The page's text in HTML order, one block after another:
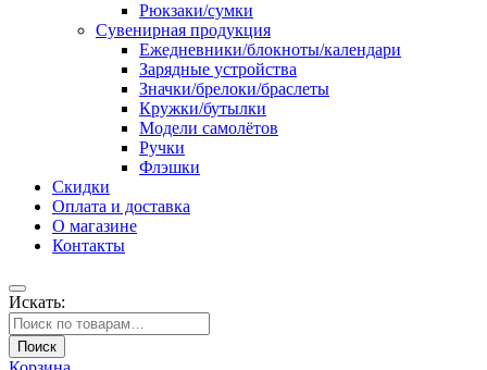
Рюкзаки/сумки
Сувенирная продукция
Ежедневники/блокноты/календари
Зарядные устройства
Значки/брелоки/браслеты
Кружки/бутылки
Модели самолётов
Ручки
Флэшки
Скидки
Оплата и доставка
О магазине
Контакты
Искать:
Поиск